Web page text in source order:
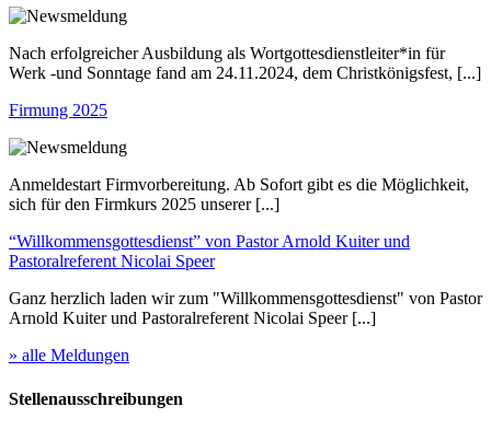
Nach erfolgreicher Ausbildung als Wortgottesdienstleiter*in für
Werk -und Sonntage fand am 24.11.2024, dem Christkönigsfest, [...]
Firmung 2025
Anmeldestart Firmvorbereitung. Ab Sofort gibt es die Möglichkeit,
sich für den Firmkurs 2025 unserer [...]
“Willkommensgottesdienst” von Pastor Arnold Kuiter und
Pastoralreferent Nicolai Speer
Ganz herzlich laden wir zum "Willkommensgottesdienst" von Pastor
Arnold Kuiter und Pastoralreferent Nicolai Speer [...]
» alle Meldungen
Stellenausschreibungen